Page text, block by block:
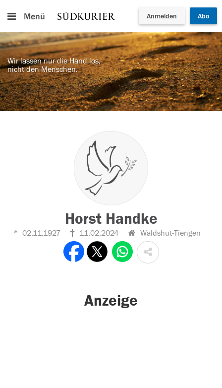
Menü Anmelden Abo
Wir lassen nur die Hand los,
nicht den Menschen.
Horst Handke
02.11.1927 11.02.2024 Waldshut-Tiengen
Anzeige